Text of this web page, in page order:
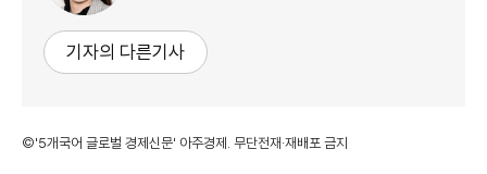
기자의 다른기사
©'5개국어 글로벌 경제신문' 아주경제. 무단전재·재배포 금지